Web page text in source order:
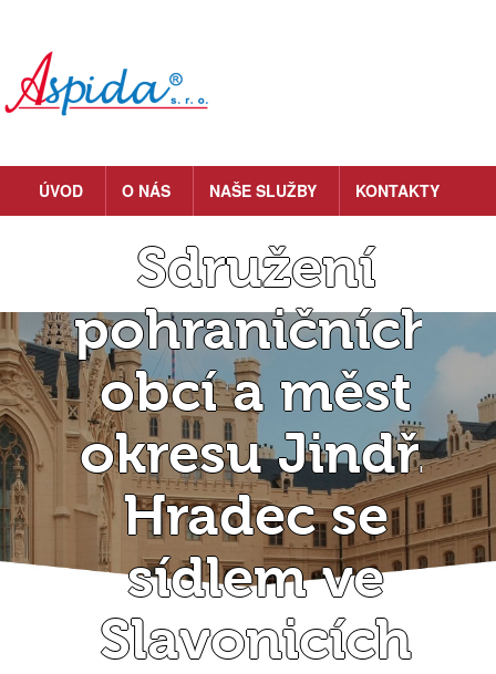
ÚVOD O NÁS NAŠE SLUŽBY KONTAKTY
Sdružení
pohraničních
obcí a měst
okresu Jindř.
Hradec se
sídlem ve
Slavonicích